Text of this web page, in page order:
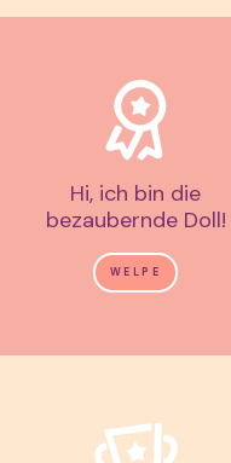
Hi, ich bin die
bezaubernde Doll!
WELPE